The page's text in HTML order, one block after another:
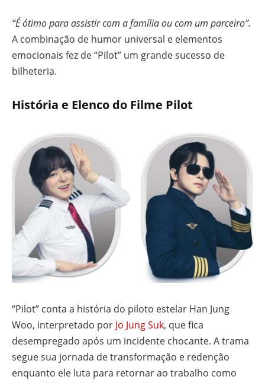
“É ótimo para assistir com a família ou com um parceiro”.
A combinação de humor universal e elementos
emocionais fez de “Pilot” um grande sucesso de
bilheteria.
História e Elenco do Filme Pilot
“Pilot” conta a história do piloto estelar Han Jung
Woo, interpretado por Jo Jung Suk, que fica
desempregado após um incidente chocante. A trama
segue sua jornada de transformação e redenção
enquanto ele luta para retornar ao trabalho como